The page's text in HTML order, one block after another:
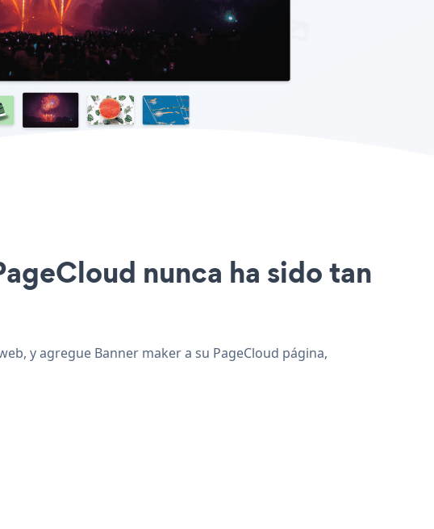
nunca ha sido tan
y agregue Banner maker a su PageCloud página,